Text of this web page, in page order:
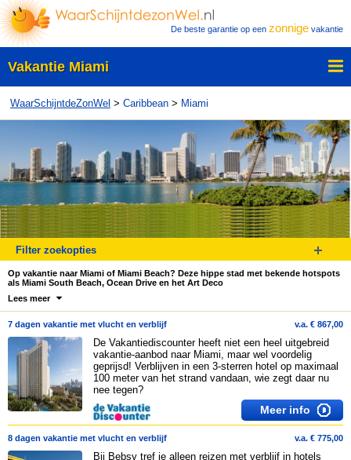
De beste garantie op een zonnige vakantie
Vakantie Miami
WaarSchijntdeZonWel > Caribbean > Miami
Filter zoekopties
Op vakantie naar Miami of Miami Beach? Deze hippe stad met bekende hotspots
als Miami South Beach, Ocean Drive en het Art Deco
Lees meer
7 dagen vakantie met vlucht en verblijf v.a. € 867,00
De Vakantiediscounter heeft niet een heel uitgebreid
vakantie-aanbod naar Miami, maar wel voordelig
geprijsd! Verblijven in een 3-sterren hotel op maximaal
100 meter van het strand vandaan, wie zegt daar nu
nee tegen?
Meer info
8 dagen vakantie met vlucht en verblijf v.a. € 775,00
Bij Bebsy tref je alleen reizen met verblijf in hotels